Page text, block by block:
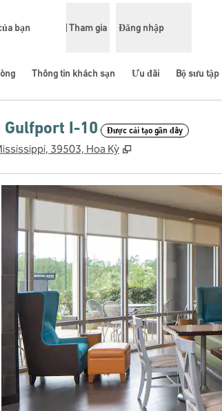
bạn Tham gia Đăng nhập
Thông tin khách sạn Ưu đãi Bộ sưu tập
Gulfport I-10 Được cải tạo gần đây
39503, Hoa Kỳ ,